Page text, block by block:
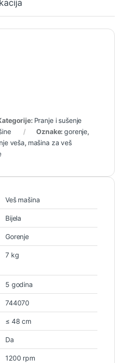
Pranje i sušenje
Oznake:gorenje,
veša, mašina za veš
Veš mašina
Bijela
Gorenje
7 kg
5 godina
744070
≤ 48 cm
Da
1200 rpm